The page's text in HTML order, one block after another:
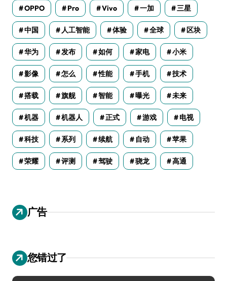
OPPO Pro Vivo 一加 三星
中国 人工智能 体验 全球 区块
华为 发布 如何 家电 小米
影像 怎么 性能 手机 技术
搭载 旗舰 智能 曝光 未来
机器 机器人 正式 游戏 电视
科技 系列 续航 自动 苹果
荣耀 评测 驾驶 骁龙 高通
广告
您错过了